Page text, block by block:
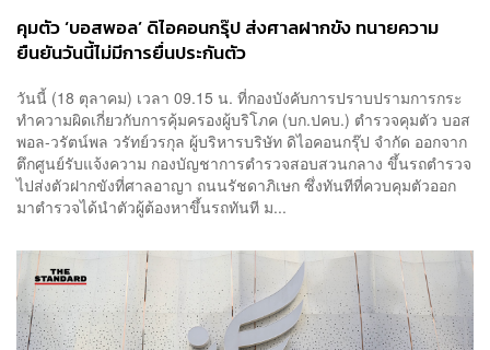
คุมตัว ‘บอสพอล’ ดิไอคอนกรุ๊ป ส่งศาลฝากขัง ทนายความ
ยืนยันวันนี้ไม่มีการยื่นประกันตัว
วันนี้ (18 ตุลาคม) เวลา 09.15 น. ที่กองบังคับการปราบปรามการกระ
ทำความผิดเกี่ยวกับการคุ้มครองผู้บริโภค (บก.ปคบ.) ตำรวจคุมตัว บอส
พอล-วรัตน์พล วรัทย์วรกุล ผู้บริหารบริษัท ดิไอคอนกรุ๊ป จำกัด ออกจาก
ตึกศูนย์รับแจ้งความ กองบัญชาการตำรวจสอบสวนกลาง ขึ้นรถตำรวจ
ไปส่งตัวฝากขังที่ศาลอาญา ถนนรัชดาภิเษก ซึ่งทันทีที่ควบคุมตัวออก
มาตำรวจได้นำตัวผู้ต้องหาขึ้นรถทันที ม...